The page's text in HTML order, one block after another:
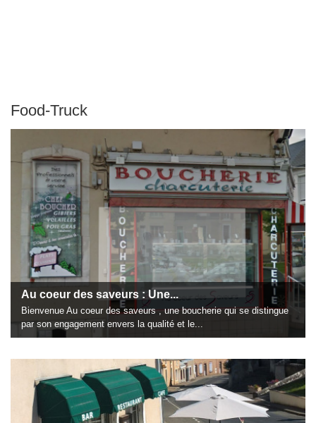
Food-Truck
Au coeur des saveurs : Une...
Bienvenue Au coeur des saveurs , une boucherie qui se distingue
par son engagement envers la qualité et le...